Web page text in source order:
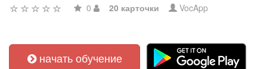
0 20 карточки VocApp
начать обучение